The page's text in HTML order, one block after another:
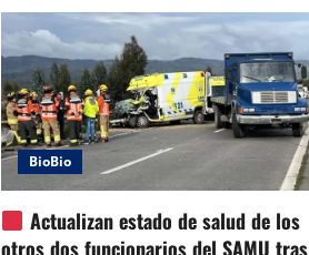
BioBio
Actualizan estado de salud de los
otros dos funcionarios del SAMU tras